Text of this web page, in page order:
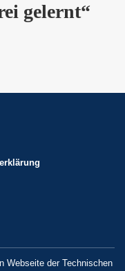
gelernt“
Webseite der Technischen